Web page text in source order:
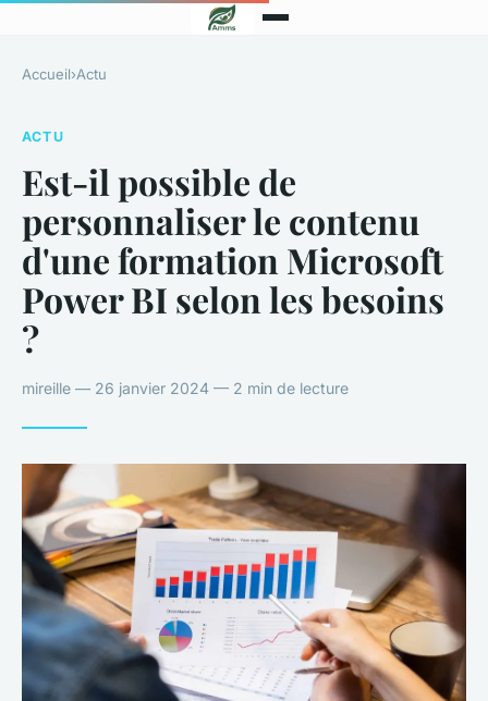
Accueil›Actu
ACTU
Est-il possible de
personnaliser le contenu
d'une formation Microsoft
Power BI selon les besoins
?
mireille — 26 janvier 2024 — 2 min de lecture